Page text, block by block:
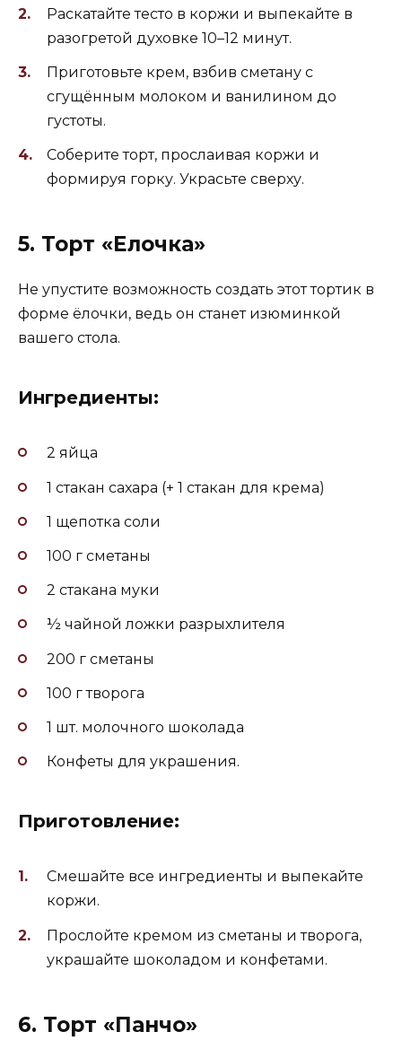
Раскатайте тесто в коржи и выпекайте в
разогретой духовке 10–12 минут.
Приготовьте крем, взбив сметану с
сгущённым молоком и ванилином до
густоты.
Соберите торт, прослаивая коржи и
формируя горку. Украсьте сверху.
5. Торт «Елочка»
Не упустите возможность создать этот тортик в
форме ёлочки, ведь он станет изюминкой
вашего стола.
Ингредиенты:
2 яйца
1 стакан сахара (+ 1 стакан для крема)
1 щепотка соли
100 г сметаны
2 стакана муки
½ чайной ложки разрыхлителя
200 г сметаны
100 г творога
1 шт. молочного шоколада
Конфеты для украшения.
Приготовление:
Смешайте все ингредиенты и выпекайте
коржи.
Прослойте кремом из сметаны и творога,
украшайте шоколадом и конфетами.
6. Торт «Панчо»